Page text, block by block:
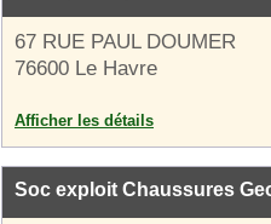
67 RUE PAUL DOUMER
76600 Le Havre
Afficher les détails
Soc exploit Chaussures